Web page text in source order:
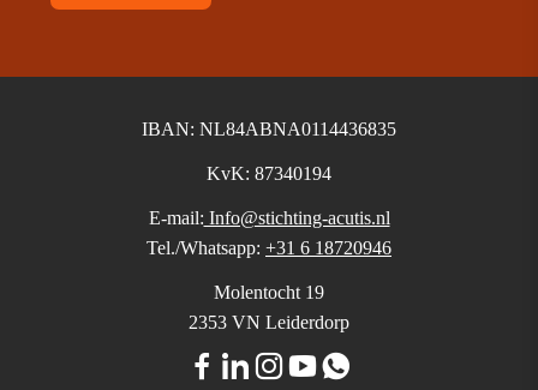
IBAN: NL84ABNA0114436835
KvK: 87340194
E-mail: Info@stichting-acutis.nl
Tel./Whatsapp: +31 6 18720946
Molentocht 19
2353 VN Leiderdorp